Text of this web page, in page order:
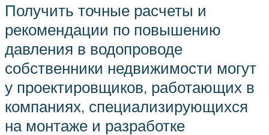
Получить точные расчеты и
рекомендации по повышению
давления в водопроводе
собственники недвижимости могут
у проектировщиков, работающих в
компаниях, специализирующихся
на монтаже и разработке